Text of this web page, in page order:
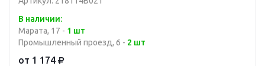
В наличии:
Марата, 17 - 1 шт
Промышленный проезд, 6 - 2 шт
от 1 174